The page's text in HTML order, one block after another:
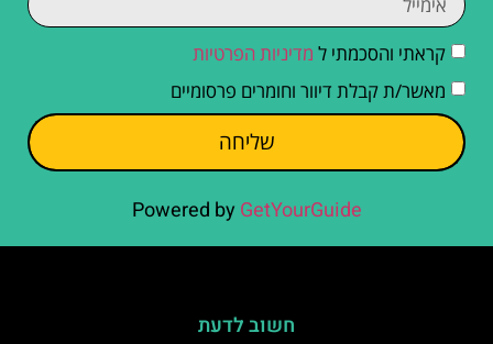
קראתי והסכמתי ל מדיניות הפרטיות
מאשר/ת קבלת דיוור וחומרים פרסומיים
שליחה
Powered by GetYourGuide
חשוב לדעת